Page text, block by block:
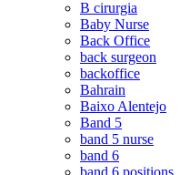
B cirurgia
Baby Nurse
Back Office
back surgeon
backoffice
Bahrain
Baixo Alentejo
Band 5
band 5 nurse
band 6
band 6 positions